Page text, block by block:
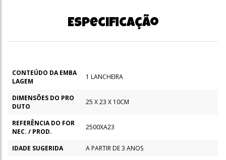
Especificação
CONTEÚDO DA EMBA
LAGEM
1 LANCHEIRA
DIMENSÕES DO PRO
DUTO
25 X 23 X 10CM
REFERÊNCIA DO FOR
NEC. / PROD.
2500XA23
IDADE SUGERIDA
A PARTIR DE 3 ANOS